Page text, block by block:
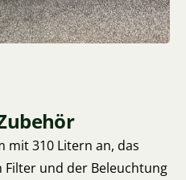
mit 310 Litern an, das
und der Beleuchtung